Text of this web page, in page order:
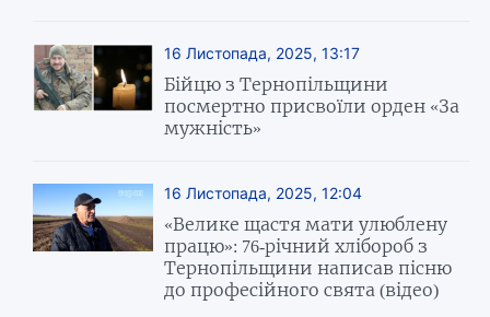
16 Листопада, 2025, 13:17
Бійцю з Тернопільщини
посмертно присвоїли орден «За
мужність»
16 Листопада, 2025, 12:04
«Велике щастя мати улюблену
працю»: 76-річний хлібороб з
Тернопільщини написав пісню
до професійного свята (відео)